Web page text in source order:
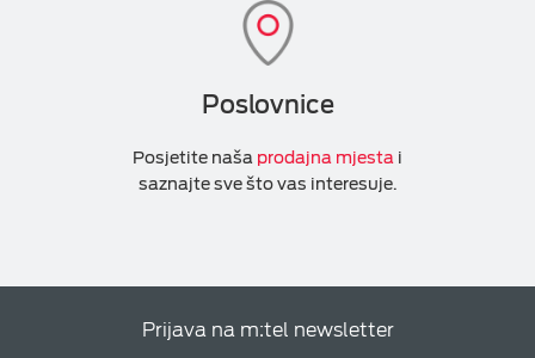
Poslovnice
Posjetite naša prodajna mjesta i
saznajte sve što vas interesuje.
Prijava na m:tel newsletter